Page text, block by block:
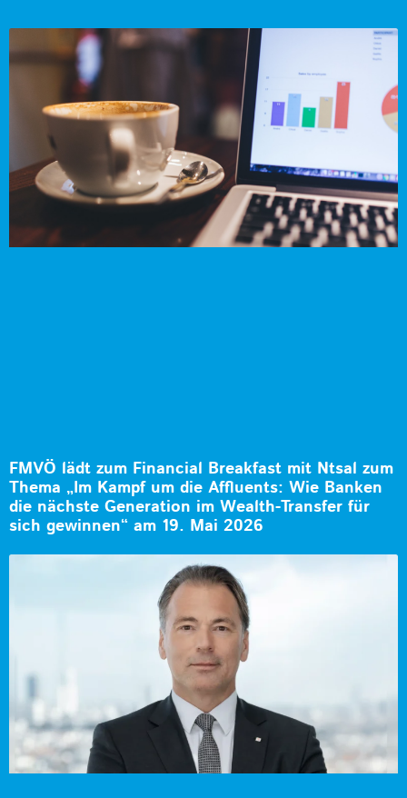
FMVÖ lädt zum Financial Breakfast mit Ntsal zum
Thema „Im Kampf um die Affluents: Wie Banken
die nächste Generation im Wealth-Transfer für
sich gewinnen“ am 19. Mai 2026